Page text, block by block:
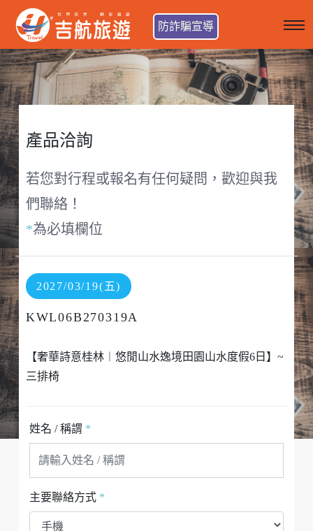
防詐騙宣導
產品洽詢
若您對行程或報名有任何疑問，歡迎與我
們聯絡！
*為必填欄位
2027/03/19(五)
KWL06B270319A
【奢華詩意桂林︱悠閒山水逸境田園山水度假6日】~
三排椅
姓名 / 稱謂 *
主要聯絡方式 *